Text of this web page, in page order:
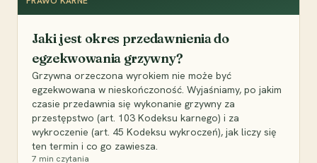
Jaki jest okres przedawnienia do
egzekwowania grzywny?
Grzywna orzeczona wyrokiem nie może być
egzekwowana w nieskończoność. Wyjaśniamy, po jakim
czasie przedawnia się wykonanie grzywny za
przestępstwo (art. 103 Kodeksu karnego) i za
wykroczenie (art. 45 Kodeksu wykroczeń), jak liczy się
ten termin i co go zawiesza.
7 min czytania